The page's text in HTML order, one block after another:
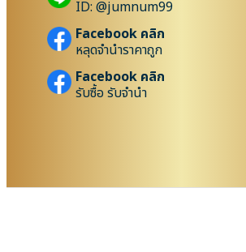
ID: @jumnum99
Facebook คลิก
หลุดจำนำราคาถูก
Facebook คลิก
รับซื้อ รับจำนำ